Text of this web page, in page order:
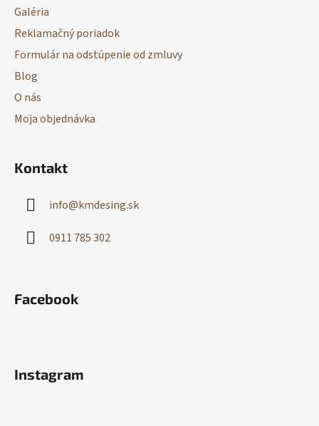
Galéria
Reklamačný poriadok
Formulár na odstúpenie od zmluvy
Blog
O nás
Moja objednávka
Kontakt
info@kmdesing.sk
0911 785 302
Facebook
Instagram